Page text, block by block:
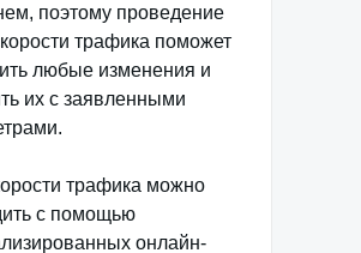
поэтому проведение
трафика поможет
любые изменения и
их с заявленными
трафика можно
с помощью
онлайн-